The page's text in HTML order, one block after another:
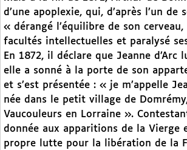
d’une apoplexie, qui, d’après l’un de
« dérangé l’équilibre de son cerveau,
facultés intellectuelles et paralysé
En 1872, il déclare que Jeanne d’Arc
elle a sonné à la porte de son
et s’est présentée : « je m’appelle
née dans le petit village de
Vaucouleurs en Lorraine ».
donnée aux apparitions de la Vierge
propre lutte pour la libération de la